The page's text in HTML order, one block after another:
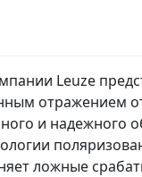
Leuze
отражением
и надежного
ложные